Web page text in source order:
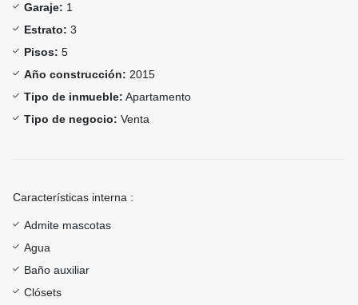
Garaje: 1
Estrato: 3
Pisos: 5
Año construcción: 2015
Tipo de inmueble: Apartamento
Tipo de negocio: Venta
Características interna :
Admite mascotas
Agua
Baño auxiliar
Clósets